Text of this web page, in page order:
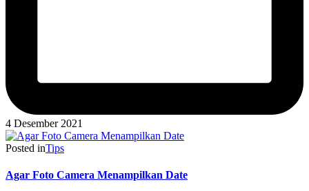
4 Desember 2021
Posted inTips
Agar Foto Camera Menampilkan Date